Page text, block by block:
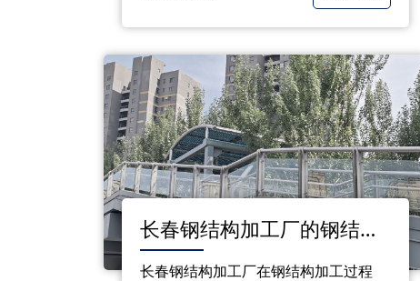
继续努力，为我国建筑行业的发展贡献
力量。
长春钢结构加工厂的钢结构
加工流程详解
长春钢结构加工厂在钢结构加工过程